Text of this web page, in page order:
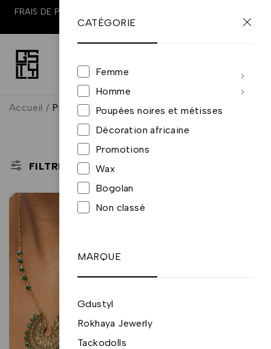
FRAIS DE PORT OFFERTS À PARTIR DE 100€ D'ACHATS EN
FRANCE
collier en acier
Accueil / Produits identifiés “collier en acier”
FILTRE
CATÉGORIE
Femme
Homme
Poupées noires et métisses
Décoration africaine
Promotions
Wax
Bogolan
Non classé
MARQUE
Gdustyl
Rokhaya Jewerly
Tackodolls